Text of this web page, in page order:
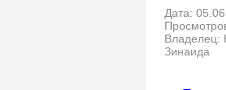
Дата:
Владелец:
Зинаида